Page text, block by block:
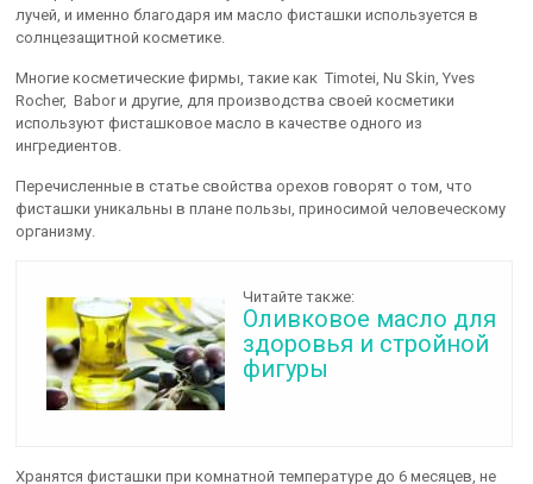
лучей, и именно благодаря им масло фисташки используется в
солнцезащитной косметике.
Многие косметические фирмы, такие как Timotei, Nu Skin, Yves
Rocher, Babor и другие, для производства своей косметики
используют фисташковое масло в качестве одного из
ингредиентов.
Перечисленные в статье свойства орехов говорят о том, что
фисташки уникальны в плане пользы, приносимой человеческому
организму.
Читайте также:
Оливковое масло для
здоровья и стройной
фигуры
Хранятся фисташки при комнатной температуре до 6 месяцев, не